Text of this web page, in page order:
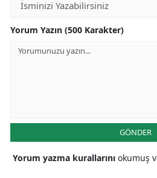
Yorum Yazın (500 Karakter)
GÖNDER
Yorum yazma kurallarını okumuş